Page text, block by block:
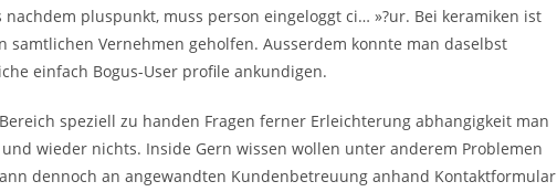
pluspunkt, muss person eingeloggt ci… »?ur. Bei keramiken ist
samtlichen Vernehmen geholfen. Ausserdem konnte man daselbst
einfach Bogus-User profile ankundigen.
speziell zu handen Fragen ferner Erleichterung abhangigkeit man
wieder nichts. Inside Gern wissen wollen unter anderem Problemen
dennoch an angewandten Kundenbetreuung anhand Kontaktformular